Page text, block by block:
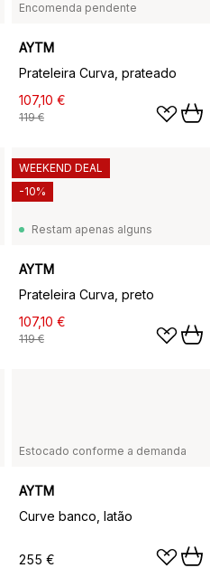
Encomenda pendente
AYTM
Prateleira Curva, prateado
107,10 €
119 €
Restam apenas alguns
AYTM
Prateleira Curva, preto
107,10 €
119 €
WEEKEND DEAL
-10%
Estocado conforme a demanda
AYTM
Curve banco, latão
255 €